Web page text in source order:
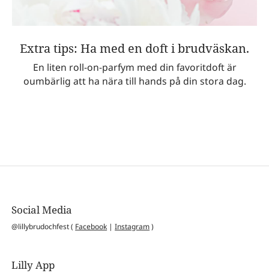
Extra tips: Ha med en doft i brudväskan.
En liten roll-on-parfym med din favoritdoft är
oumbärlig att ha nära till hands på din stora dag.
Social Media
@lillybrudochfest ( Facebook |Instagram)
Lilly App